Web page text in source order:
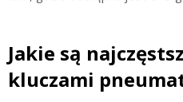
Jakie są
kluczami